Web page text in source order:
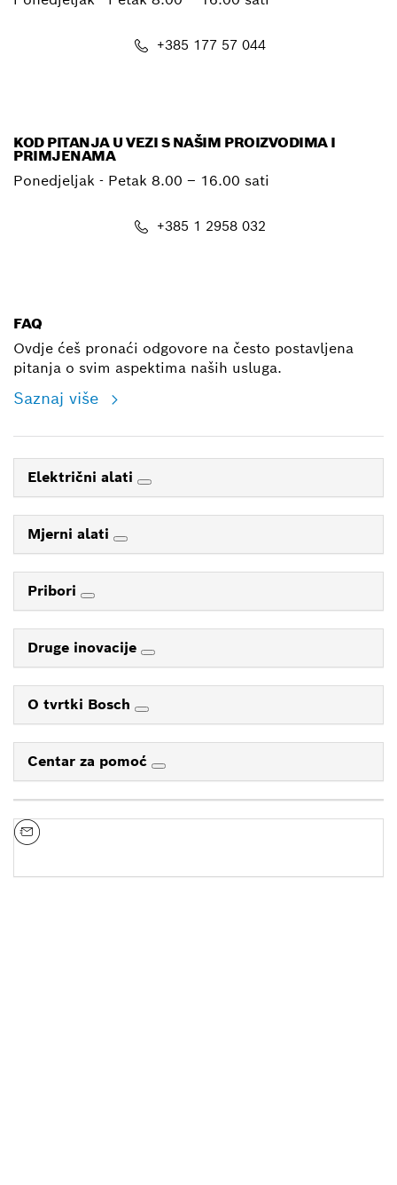
+385 177 57 044
KOD PITANJA U VEZI S NAŠIM PROIZVODIMA I
PRIMJENAMA
Ponedjeljak - Petak 8.00 – 16.00 sati
+385 1 2958 032
FAQ
Ovdje ćeš pronaći odgovore na često postavljena
pitanja o svim aspektima naših usluga.
Saznaj više
Električni alati
Mjerni alati
Pribori
Druge inovacije
O tvrtki Bosch
Centar za pomoć